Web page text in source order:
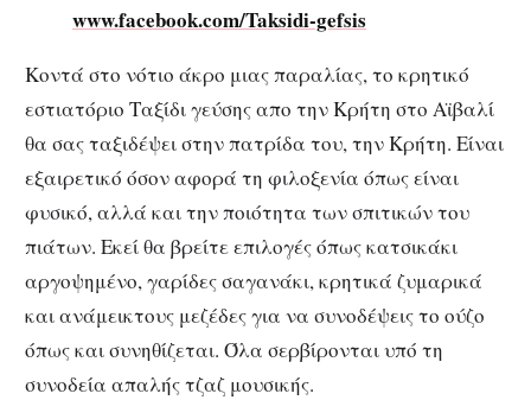
www.facebook.com/Taksidi-gefsis
Κοντά στο νότιο άκρο μιας παραλίας, το κρητικό
εστιατόριο Ταξίδι γεύσης απο την Κρήτη στο Αϊβαλί
θα σας ταξιδέψει στην πατρίδα του, την Κρήτη. Είναι
εξαιρετικό όσον αφορά τη φιλοξενία όπως είναι
φυσικό, αλλά και την ποιότητα των σπιτικών του
πιάτων. Εκεί θα βρείτε επιλογές όπως κατσικάκι
αργοψημένο, γαρίδες σαγανάκι, κρητικά ζυμαρικά
και ανάμεικτους μεζέδες για να συνοδέψεις το ούζο
όπως και συνηθίζεται. Όλα σερβίρονται υπό τη
συνοδεία απαλής τζαζ μουσικής.